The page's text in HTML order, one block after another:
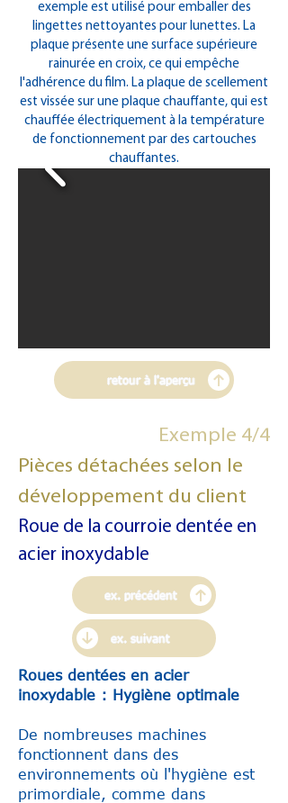
exemple est utilisé pour emballer des
lingettes nettoyantes pour lunettes. La
plaque présente une surface supérieure
rainurée en croix, ce qui empêche
l'adhérence du film. La plaque de scellement
est vissée sur une plaque chauffante, qui est
chauffée électriquement à la température
de fonctionnement par des cartouches
chauffantes.
retour à l'aperçu
Exemple 4/4
Pièces détachées selon le
développement du client
Roue de la courroie dentée en
acier inoxydable
ex. précédent
ex. suivant
Roues dentées en acier
inoxydable : Hygiène optimale
De nombreuses machines
fonctionnent dans des
environnements où l'hygiène est
primordiale, comme dans